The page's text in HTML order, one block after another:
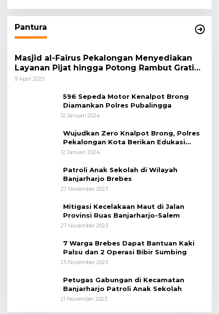
Pantura
Masjid al-Fairus Pekalongan Menyediakan
Layanan Pijat hingga Potong Rambut Gratis
bagi Pemudik Lebaran 2025
9 April 2025
596 Sepeda Motor Kenalpot Brong
Diamankan Polres Pubalingga
12 Januari 2024
Wujudkan Zero Knalpot Brong, Polres
Pekalongan Kota Berikan Edukasi
Kepada Pelajar
12 Januari 2024
Patroli Anak Sekolah di Wilayah
Banjarharjo Brebes
27 November 2023
Mitigasi Kecelakaan Maut di Jalan
Provinsi Ruas Banjarharjo-Salem
27 November 2023
7 Warga Brebes Dapat Bantuan Kaki
Palsu dan 2 Operasi Bibir Sumbing
25 November 2023
Petugas Gabungan di Kecamatan
Banjarharjo Patroli Anak Sekolah
21 November 2023